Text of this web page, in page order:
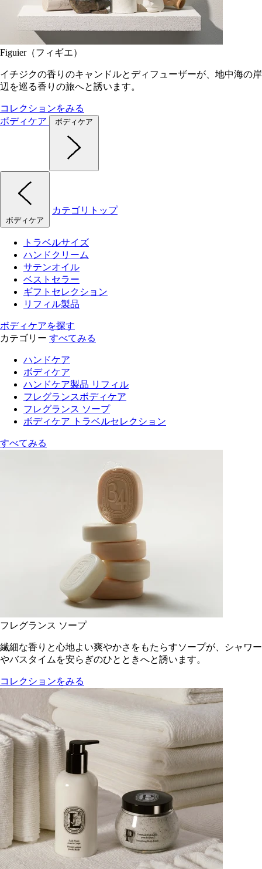
Figuier（フィギエ）
イチジクの香りのキャンドルとディフューザーが、地中海の岸
辺を巡る香りの旅へと誘います。
コレクションをみる
ボディケア
ボディケア
ボディケア
カテゴリトップ
トラベルサイズ
ハンドクリーム
サテンオイル
ベストセラー
ギフトセレクション
リフィル製品
ボディケアを探す
カテゴリー すべてみる
ハンドケア
ボディケア
ハンドケア製品 リフィル
フレグランスボディケア
フレグランス ソープ
ボディケア トラベルセレクション
すべてみる
フレグランス ソープ
繊細な香りと心地よい爽やかさをもたらすソープが、シャワー
やバスタイムを安らぎのひとときへと誘います。
コレクションをみる